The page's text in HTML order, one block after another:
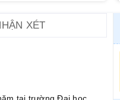
XÉT
tại trường Đại học